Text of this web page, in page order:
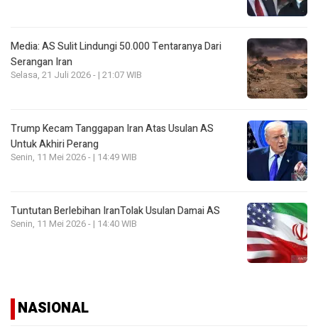
Media: AS Sulit Lindungi 50.000 Tentaranya Dari
Serangan Iran
Selasa, 21 Juli 2026 - | 21:07 WIB
Trump Kecam Tanggapan Iran Atas Usulan AS
Untuk Akhiri Perang
Senin, 11 Mei 2026 - | 14:49 WIB
Tuntutan Berlebihan IranTolak Usulan Damai AS
Senin, 11 Mei 2026 - | 14:40 WIB
NASIONAL